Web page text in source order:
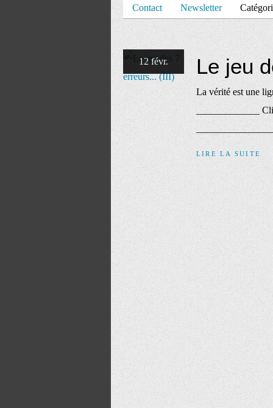
Contact Newsletter
12 févr. Le jeu
La vérité est une
_____________
LIRE LA SUITE